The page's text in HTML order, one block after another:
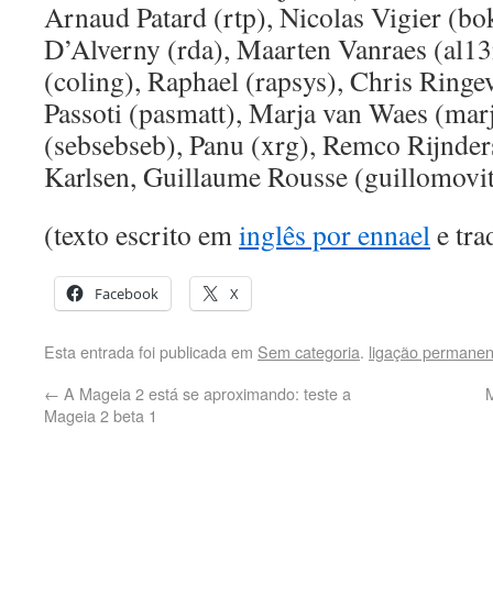
Arnaud Patard (rtp), Nicolas Vigier
D’Alverny (rda), Maarten Vanraes
(coling), Raphael (rapsys), Chris
Passoti (pasmatt), Marja van Waes
(sebsebseb), Panu (xrg), Remco
Karlsen, Guillaume Rousse
(texto escrito eminglês por ennaele
Facebook X
Esta entrada foi publicada em Sem categoria. ligação
← A Mageia 2 está se aproximando: teste a
Mageia 2 beta 1